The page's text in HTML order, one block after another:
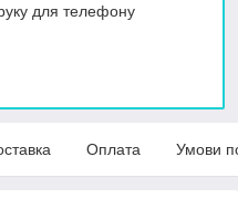
для телефону
Оплата Умови